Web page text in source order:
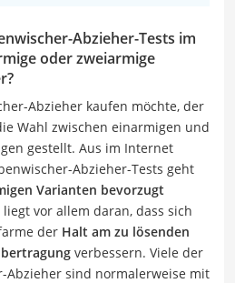
Abzieher-Tests im
oder zweiarmige
Abzieher kaufen möchte, der
Wahl zwischen einarmigen und
gestellt. Aus im Internet
Abzieher-Tests geht
Varianten bevorzugt
vor allem daran, dass sich
der Halt am zu lösenden
verbessern. Viele der
Abzieher sind normalerweise mit